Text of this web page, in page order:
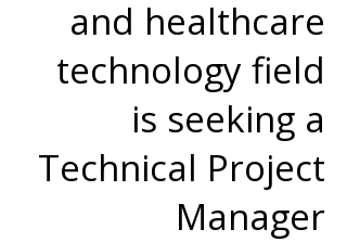
and healthcare
technology field
is seeking a
Technical Project
Manager